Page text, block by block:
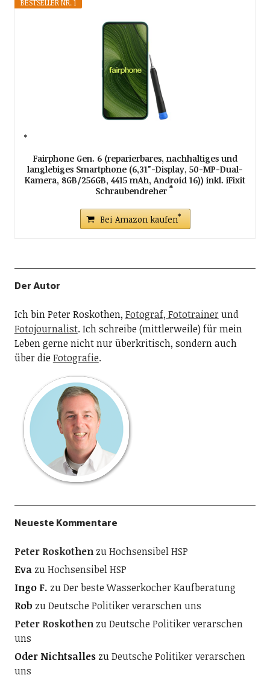
BESTSELLER NR. 1
Fairphone Gen. 6 (reparierbares, nachhaltiges und
langlebiges Smartphone (6,31"-Display, 50-MP-Dual-
Kamera, 8GB/256GB, 4415 mAh, Android 16)) inkl. iFixit
Schraubendreher
Bei Amazon kaufen
Der Autor
Ich bin Peter Roskothen, Fotograf, Fototrainer und
Fotojournalist. Ich schreibe (mittlerweile) für mein
Leben gerne nicht nur überkritisch, sondern auch
über dieFotografie.
Neueste Kommentare
Peter RoskothenzuHochsensibel HSP
EvazuHochsensibel HSP
Ingo F. zuDer beste Wasserkocher Kaufberatung
Rob zuDeutsche Politiker verarschen uns
Peter RoskothenzuDeutsche Politiker verarschen
uns
Oder NichtsalleszuDeutsche Politiker verarschen
uns